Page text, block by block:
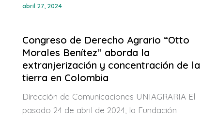
abril 27, 2024
Congreso de Derecho Agrario “Otto
Morales Benítez” aborda la
extranjerización y concentración de la
tierra en Colombia
Dirección de Comunicaciones UNIAGRARIA El
pasado 24 de abril de 2024, la Fundación